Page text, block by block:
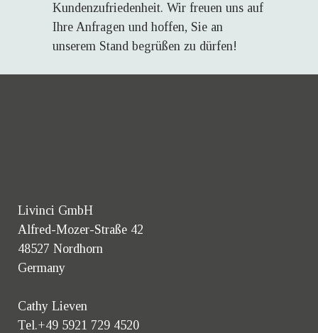
Kundenzufriedenheit. Wir freuen uns auf
Ihre Anfragen und hoffen, Sie an
unserem Stand begrüßen zu dürfen!
Livinci GmbH
Alfred-Mozer-Straße 42
48527 Nordhorn
Germany
Cathy Lieven
Tel.+49 5921 729 4520